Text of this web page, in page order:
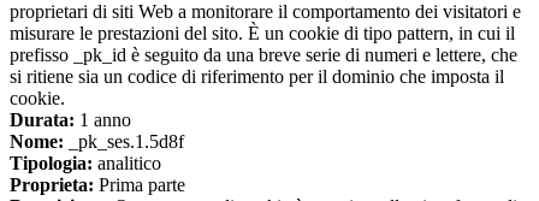
proprietari di siti Web a monitorare il comportamento dei visitatori e
misurare le prestazioni del sito. È un cookie di tipo pattern, in cui il
prefisso _pk_id è seguito da una breve serie di numeri e lettere, che
si ritiene sia un codice di riferimento per il dominio che imposta il
cookie.
Durata: 1 anno
Nome: _pk_ses.1.5d8f
Tipologia: analitico
Proprieta: Prima parte